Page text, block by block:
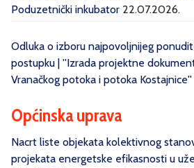
Poduzetnički inkubator 22.07.2026.
Odluka o izboru najpovoljnijeg
postupku | ''Izrada projektne
Vranačkog potoka i potoka Kostajnice''
Općinska uprava
Nacrt liste objekata kolektivnog
projekata energetske efikasnosti u